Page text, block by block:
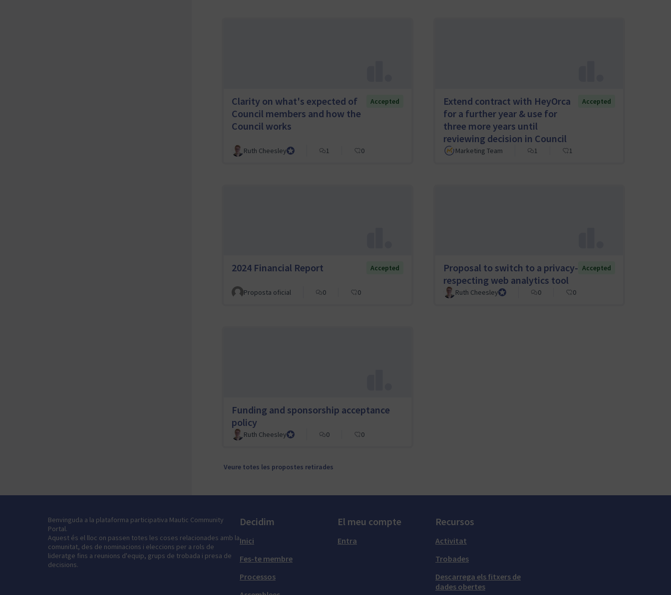
Clarity on what's expected of
Council members and how the
Council works
Accepted
Ruth CheesleyMautic Project Lead
1 0
Extend contract with HeyOrca
for a further year & use for
three more years until
reviewing decision in Council
Accepted
Marketing Team 1 1
2024 Financial Report Accepted
Proposta oficial 0 0
Proposal to switch to a privacy-
respecting web analytics tool
Accepted
Ruth CheesleyMautic Project Lead
0 0
Funding and sponsorship acceptance
policy
Ruth CheesleyMautic Project Lead
0 0
Veure totes les propostes retirades
Benvinguda a la plataforma participativa Mautic Community
Portal.
Aquest és el lloc on passen totes les coses relacionades amb la
comunitat, des de nominacions i eleccions per a rols de
lideratge fins a reunions d'equip, grups de trobada i presa de
decisions.
Decidim
Inici
Fes-te membre
Processos
El meu compte
Entra
Recursos
Activitat
Trobades
Descarrega els fitxers de
dades obertes